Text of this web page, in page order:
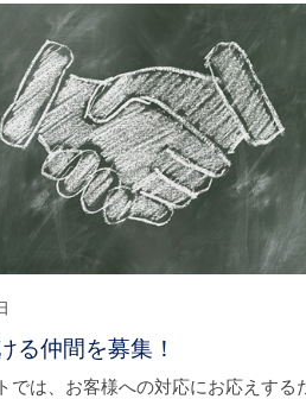
る仲間を募集！
では、お客様への対応にお応えする